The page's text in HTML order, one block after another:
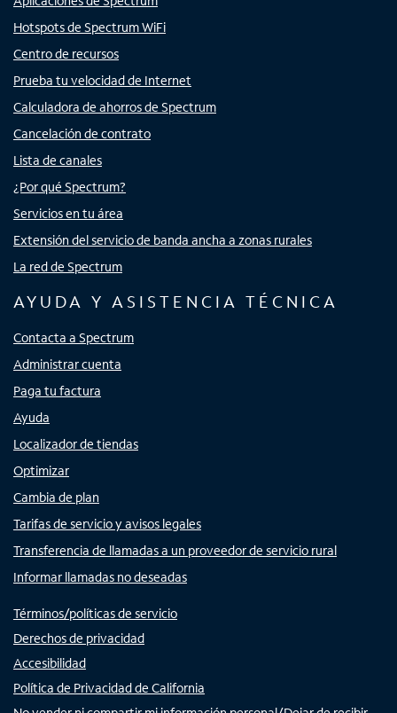
Hotspots de Spectrum WiFi
Centro de recursos
Prueba tu velocidad de Internet
Calculadora de ahorros de Spectrum
Cancelación de contrato
Lista de canales
¿Por qué Spectrum?
Servicios en tu área
Extensión del servicio de banda ancha a zonas rurales
La red de Spectrum
AYUDA Y ASISTENCIA TÉCNICA
Contacta a Spectrum
Administrar cuenta
Paga tu factura
Ayuda
Localizador de tiendas
Optimizar
Cambia de plan
Tarifas de servicio y avisos legales
Transferencia de llamadas a un proveedor de servicio rural
Informar llamadas no deseadas
Términos/políticas de servicio
Derechos de privacidad
Accesibilidad
Política de Privacidad de California